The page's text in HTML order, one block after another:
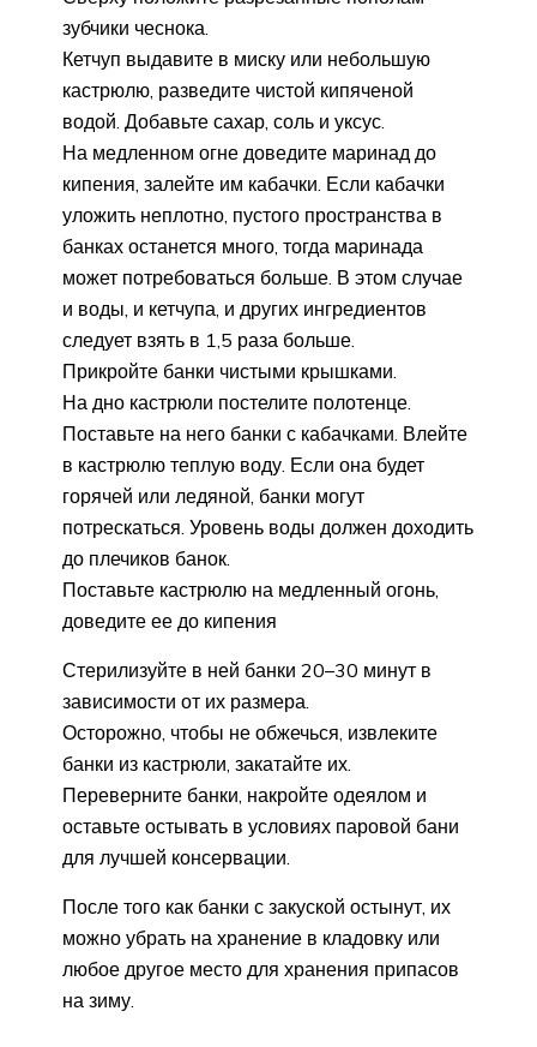
зубчики чеснока.
Кетчуп выдавите в миску или небольшую
кастрюлю, разведите чистой кипяченой
водой. Добавьте сахар, соль и уксус.
На медленном огне доведите маринад до
кипения, залейте им кабачки. Если кабачки
уложить неплотно, пустого пространства в
банках останется много, тогда маринада
может потребоваться больше. В этом случае
и воды, и кетчупа, и других ингредиентов
следует взять в 1,5 раза больше.
Прикройте банки чистыми крышками.
На дно кастрюли постелите полотенце.
Поставьте на него банки с кабачками. Влейте
в кастрюлю теплую воду. Если она будет
горячей или ледяной, банки могут
потрескаться. Уровень воды должен доходить
до плечиков банок.
Поставьте кастрюлю на медленный огонь,
доведите ее до кипения
Стерилизуйте в ней банки 20–30 минут в
зависимости от их размера.
Осторожно, чтобы не обжечься, извлеките
банки из кастрюли, закатайте их.
Переверните банки, накройте одеялом и
оставьте остывать в условиях паровой бани
для лучшей консервации.
После того как банки с закуской остынут, их
можно убрать на хранение в кладовку или
любое другое место для хранения припасов
на зиму.